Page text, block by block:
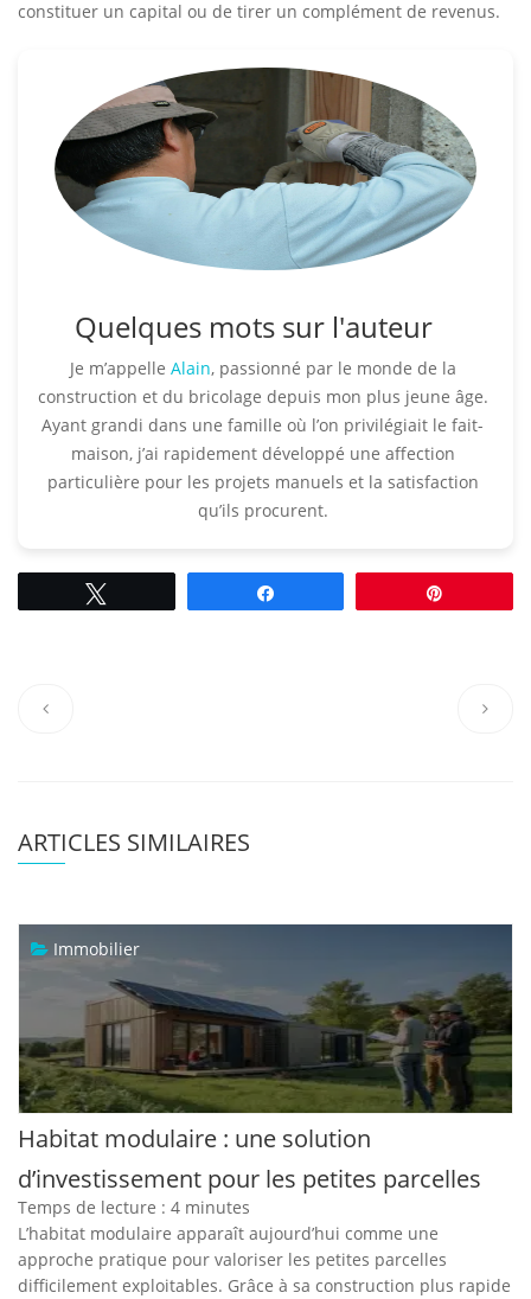
constituer un capital ou de tirer un complément de revenus.
Quelques mots sur l'auteur
Je m’appelle Alain, passionné par le monde de la
construction et du bricolage depuis mon plus jeune âge.
Ayant grandi dans une famille où l’on privilégiait le fait-
maison, j’ai rapidement développé une affection
particulière pour les projets manuels et la satisfaction
qu’ils procurent.​
ARTICLES SIMILAIRES
Immobilier
Habitat modulaire : une solution
d’investissement pour les petites parcelles
Temps de lecture : 4 minutes
L’habitat modulaire apparaît aujourd’hui comme une
approche pratique pour valoriser les petites parcelles
difficilement exploitables. Grâce à sa construction plus rapide